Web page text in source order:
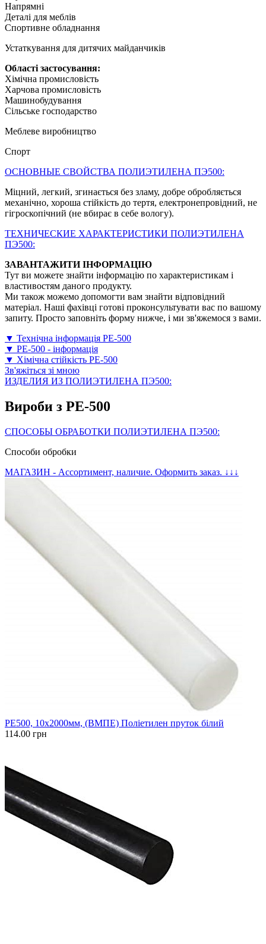
Напрямні
Деталі для меблів
Спортивне обладнання
Устаткування для дитячих майданчиків
Області застосування:
Хімічна промисловість
Харчова промисловість
Машинобудування
Сільське господарство
Меблеве виробництво
Спорт
ОСНОВНЫЕ СВОЙСТВА ПОЛИЭТИЛЕНА ПЭ500:
Міцний, легкий, згинається без зламу, добре обробляється
механічно, хороша стійкість до тертя, електронепровідний, не
гігроскопічний (не вбирає в себе вологу).
ТЕХНИЧЕСКИЕ ХАРАКТЕРИСТИКИ ПОЛИЭТИЛЕНА
ПЭ500:
ЗАВАНТАЖИТИ ІНФОРМАЦІЮ
Тут ви можете знайти інформацію по характеристикам і
властивостям даного продукту.
Ми також можемо допомогти вам знайти відповідний
матеріал. Наші фахівці готові проконсультувати вас по вашому
запиту. Просто заповніть форму нижче, і ми зв'яжемося з вами.
▼ Технічна інформація PE-500
▼ PE-500 - інформація
▼ Хімічна стійкість PE-500
Зв'яжіться зі мною
ИЗДЕЛИЯ ИЗ ПОЛИЭТИЛЕНА ПЭ500:
Вироби з PE-500
СПОСОБЫ ОБРАБОТКИ ПОЛИЭТИЛЕНА ПЭ500:
Способи обробки
МАГАЗИН - Ассортимент, наличие. Оформить заказ. ↓↓↓
PE500, 10x2000мм, (ВМПЕ) Поліетилен пруток білий
114.00 грн